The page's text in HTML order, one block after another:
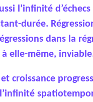
l’infinité
durée.
dans la
elle-même,
croissance